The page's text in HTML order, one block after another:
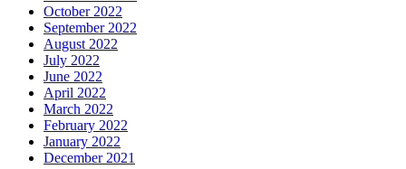
October 2022
September 2022
August 2022
July 2022
June 2022
April 2022
March 2022
February 2022
January 2022
December 2021